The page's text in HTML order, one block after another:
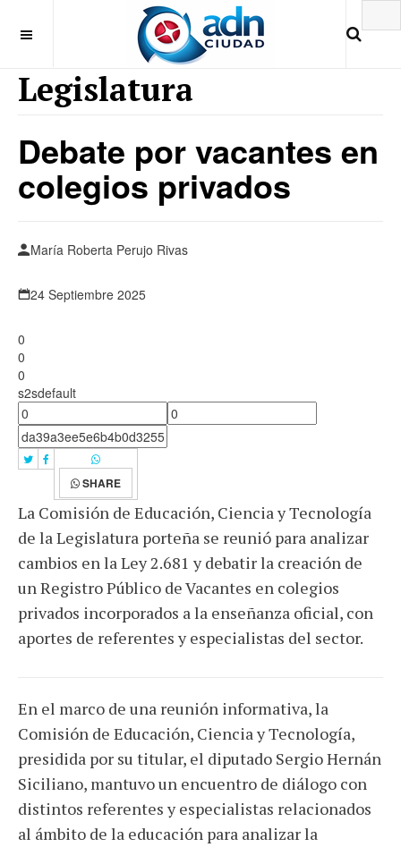
Legislatura
Debate por vacantes en
colegios privados
María Roberta Perujo Rivas
24 Septiembre 2025
0
0
0
s2sdefault
SHARE
La Comisión de Educación, Ciencia y Tecnología
de la Legislatura porteña se reunió para analizar
cambios en la Ley 2.681 y debatir la creación de
un Registro Público de Vacantes en colegios
privados incorporados a la enseñanza oficial, con
aportes de referentes y especialistas del sector.
En el marco de una reunión informativa, la
Comisión de Educación, Ciencia y Tecnología,
presidida por su titular, el diputado Sergio Hernán
Siciliano, mantuvo un encuentro de diálogo con
distintos referentes y especialistas relacionados
al ámbito de la educación para analizar la